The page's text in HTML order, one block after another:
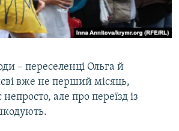
– переселенці Ольга й
вже не перший місяць,
але про переїзд із